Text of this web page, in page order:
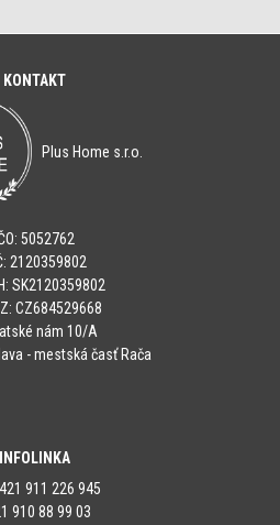
KONTAKT
Plus Home s.r.o.
5052762
2120359802
SK2120359802
CZ684529668
nám 10/A
- mestská časť Rača
INFOLINKA
911 226 945
910 88 99 03